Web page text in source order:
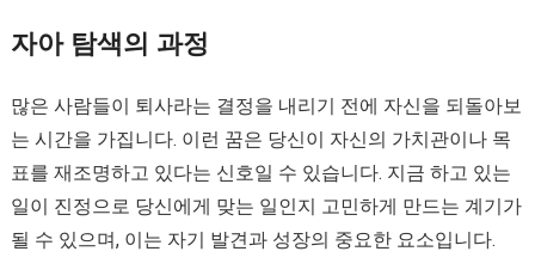
자아 탐색의 과정
많은 사람들이 퇴사라는 결정을 내리기 전에 자신을 되돌아보
는 시간을 가집니다. 이런 꿈은 당신이 자신의 가치관이나 목
표를 재조명하고 있다는 신호일 수 있습니다. 지금 하고 있는
일이 진정으로 당신에게 맞는 일인지 고민하게 만드는 계기가
될 수 있으며, 이는 자기 발견과 성장의 중요한 요소입니다.